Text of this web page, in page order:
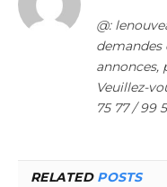
@:
demandes
Veuillez-
75 77 / 99
RELATED POSTS